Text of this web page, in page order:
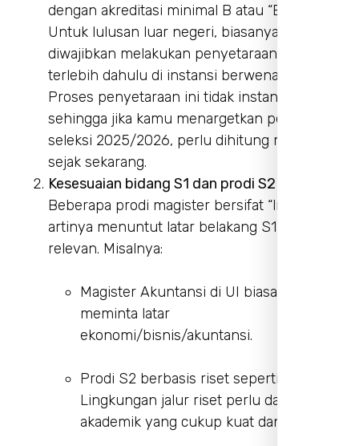
dengan akreditasi minimal B atau “Baik”.
Untuk lulusan luar negeri, biasanya
diwajibkan melakukan penyetaraan ijazah
terlebih dahulu di instansi berwenang.
Proses penyetaraan ini tidak instan,
sehingga jika kamu menargetkan periode
seleksi 2025/2026, perlu dihitung mundur
sejak sekarang.
Kesesuaian bidang S1 dan prodi S2
Beberapa prodi magister bersifat “linier”,
artinya menuntut latar belakang S1 yang
relevan. Misalnya:
Magister Akuntansi di UI biasanya
meminta latar
ekonomi/bisnis/akuntansi.
Prodi S2 berbasis riset seperti Ilmu
Lingkungan jalur riset perlu dasar
akademik yang cukup kuat dan relevan.